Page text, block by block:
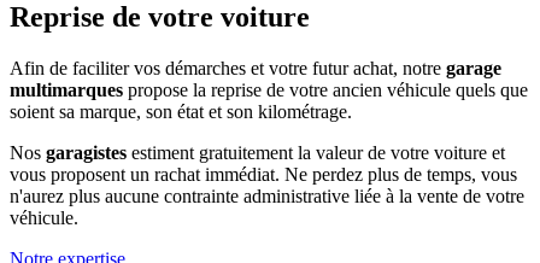
Reprise de votre voiture
Afin de faciliter vos démarches et votre futur achat, notre garage
multimarques propose la reprise de votre ancien véhicule quels que
soient sa marque, son état et son kilométrage.
Nos garagistes estiment gratuitement la valeur de votre voiture et
vous proposent un rachat immédiat. Ne perdez plus de temps, vous
n'aurez plus aucune contrainte administrative liée à la vente de votre
véhicule.